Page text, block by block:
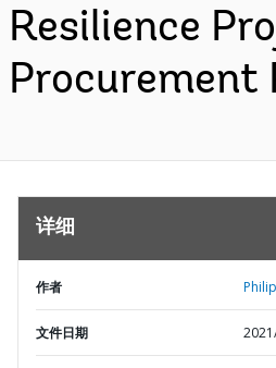
Resilience
Procurement
详细
作者
文件日期